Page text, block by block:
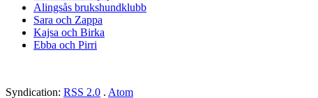
Alingsås brukshundklubb
Sara och Zappa
Kajsa och Birka
Ebba och Pirri
Syndication: RSS 2.0 . Atom